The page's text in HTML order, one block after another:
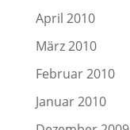
April 2010
März 2010
Februar 2010
Januar 2010